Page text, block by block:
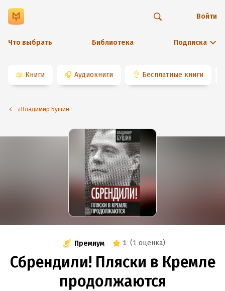
Что выбрать Библиотека Подписка
Войти
📖 Книги 🎧 Аудиокниги 👌 Бесплатные книги
⭐️Владимир Бушин
Премиум 1 (1 оценка)
Сбрендили! Пляски в Кремле
продолжаются